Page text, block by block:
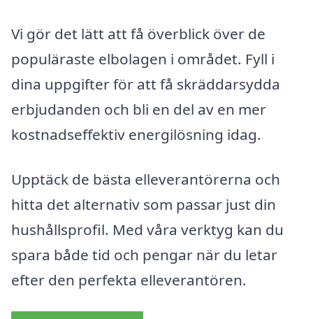
Vi gör det lätt att få överblick över de
populäraste elbolagen i området. Fyll i
dina uppgifter för att få skräddarsydda
erbjudanden och bli en del av en mer
kostnadseffektiv energilösning idag.
Upptäck de bästa elleverantörerna och
hitta det alternativ som passar just din
hushållsprofil. Med våra verktyg kan du
spara både tid och pengar när du letar
efter den perfekta elleverantören.